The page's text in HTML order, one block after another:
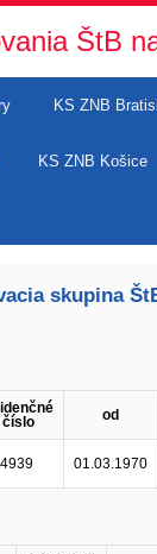
ŠtB
KS ZNB
KS ZNB Košice
skupina
číslo
od
01.03.1970